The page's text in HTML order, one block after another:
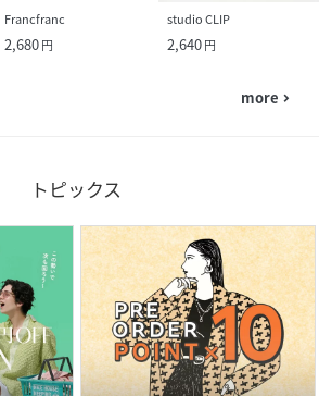
Francfranc
2,680円
studio CLIP
2,640円
more navigate_next
トピックス